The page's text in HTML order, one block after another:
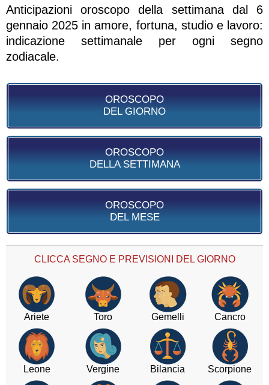
Anticipazioni oroscopo della settimana dal 6
gennaio 2025 in amore, fortuna, studio e lavoro:
indicazione settimanale per ogni segno
zodiacale.
OROSCOPO
DEL GIORNO
OROSCOPO
DELLA SETTIMANA
OROSCOPO
DEL MESE
CLICCA SEGNO E PREVISIONI DEL GIORNO
Ariete Toro Gemelli Cancro
Leone Vergine Bilancia Scorpione